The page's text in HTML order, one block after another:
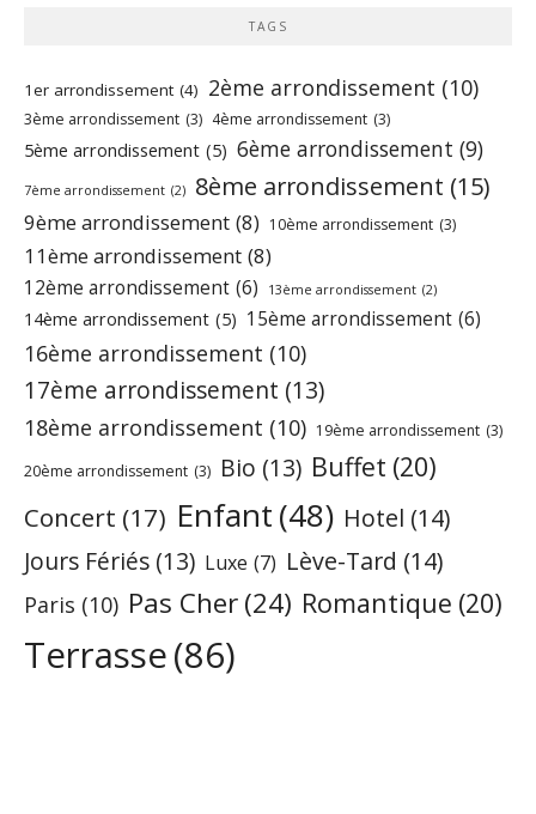
TAGS
1er arrondissement (4) 2ème arrondissement (10)
3ème arrondissement (3) 4ème arrondissement (3)
5ème arrondissement (5) 6ème arrondissement (9)
7ème arrondissement (2) 8ème arrondissement (15)
9ème arrondissement (8) 10ème arrondissement (3)
11ème arrondissement (8)
12ème arrondissement (6) 13ème arrondissement (2)
14ème arrondissement (5) 15ème arrondissement (6)
16ème arrondissement (10)
17ème arrondissement (13)
18ème arrondissement (10) 19ème arrondissement (3)
20ème arrondissement (3) Bio (13) Buffet (20)
Concert (17) Enfant(48) Hotel (14)
Jours Fériés (13) Luxe (7) Lève-Tard (14)
Paris (10) Pas Cher(24) Romantique (20)
Terrasse(86)